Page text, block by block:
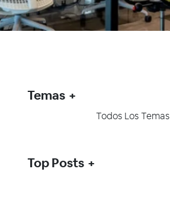
Temas
Todos Los Temas
Top Posts